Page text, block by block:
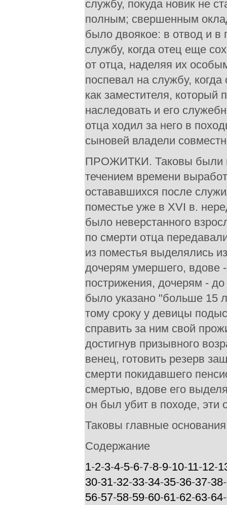
службу, покуда новик не
полным; свершенным
было двоякое: в отвод и
службу, когда отец еще
от отца, наделяя их
поспевал на службу,
как заместителя,
наследовать и его
отца ходил за него в
сыновей владели
ПРОЖИТКИ. Таковы были
течением времени
остававшихся после
поместье уже в XVI в.
было неверстанного
по смерти отца
из поместья выделялись
дочерям умершего, вдове
пострижения, дочерям - до
было указано "больше 15
тому сроку у девицы
справить за ним свой
достигнув призывного
венец, готовить резерв
смерти покидавшего
смертью, вдове его
он был убит в походе, эти
Таковы главные
Содержание
1-2-3-4-5-6-7-8-9-10-11-12-
30-31-32-33-34-35-36-37-38-
56-57-58-59-60-61-62-63-64-